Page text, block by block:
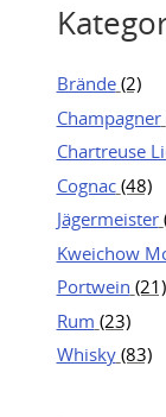
Brände (2)
Champagner
Chartreuse
Cognac (48)
Jägermeister
Kweichow
Portwein (21)
Rum (23)
Whisky (83)